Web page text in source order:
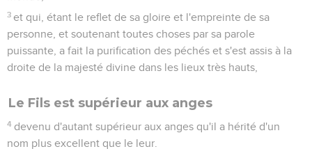
3 et qui, étant le reflet de sa gloire et l'empreinte de sa
personne, et soutenant toutes choses par sa parole
puissante, a fait la purification des péchés et s'est assis à la
droite de la majesté divine dans les lieux très hauts,
Le Fils est supérieur aux anges
4 devenu d'autant supérieur aux anges qu'il a hérité d'un
nom plus excellent que le leur.